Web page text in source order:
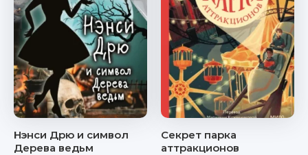
Нэнси Дрю и символ
Дерева ведьм
Секрет парка
аттракционов